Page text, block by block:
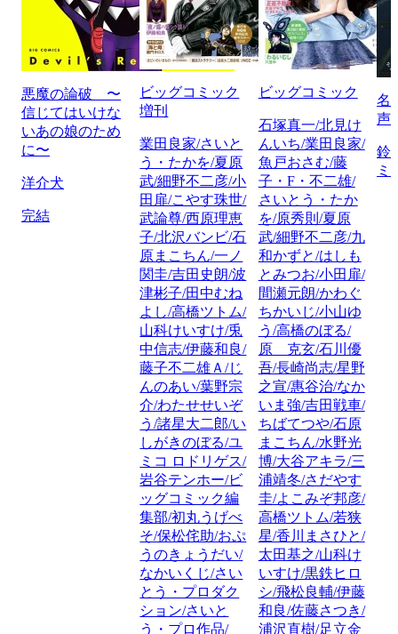
悪魔の論破 〜
信じてはいけな
いあの娘のため
に〜
洋介犬
完結
ビッグコミック
増刊
業田良家/さいと
う・たかを/夏原
武/細野不二彦/小
田扉/こやす珠世/
武論尊/西原理恵
子/北沢バンビ/石
原まこちん/一ノ
関圭/吉田史朗/波
津彬子/田中むね
よし/高橋ツトム/
山科けいすけ/兎
中信志/伊藤和良/
藤子不二雄Ａ/じ
んのあい/葉野宗
介/わたせせいぞ
う/諸星大二郎/い
しがきのぼる/ユ
ミコ ロドリゲス/
岩谷テンホー/ビ
ッグコミック編
集部/初丸うげべ
そ/保松侘助/おぷ
うのきょうだい/
なかいくじ/さい
とう・プロダク
ション/さいと
う・プロ作品/
ビッグコミック
石塚真一/北見け
んいち/業田良家/
魚戸おさむ/藤
子・F・不二雄/
さいとう・たか
を/原秀則/夏原
武/細野不二彦/九
和かずと/はしも
とみつお/小田扉/
間瀬元朗/かわぐ
ちかいじ/小山ゆ
う/高橋のぼる/
原 克玄/石川優
吾/長崎尚志/星野
之宣/惠谷治/なか
いま強/吉田戦車/
ちばてつや/石原
まこちん/水野光
博/大谷アキラ/三
浦靖冬/さだやす
圭/よこみぞ邦彦/
高橋ツトム/若狭
星/香川まさひと/
太田基之/山科け
いすけ/黒鉄ヒロ
シ/飛松良輔/伊藤
和良/佐藤さつき/
浦沢直樹/足立金
名
声
鈴
ミ